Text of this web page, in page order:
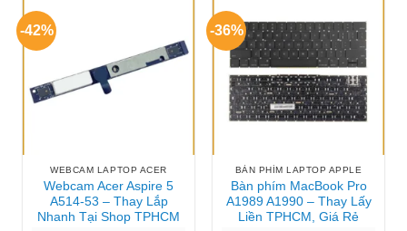
-42%
WEBCAM LAPTOP ACER
Webcam Acer Aspire 5
A514-53 – Thay Lắp
Nhanh Tại Shop TPHCM
-36%
BÀN PHÍM LAPTOP APPLE
Bàn phím MacBook Pro
A1989 A1990 – Thay Lấy
Liền TPHCM, Giá Rẻ